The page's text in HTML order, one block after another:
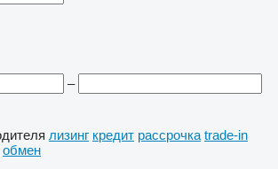
–
лизинг кредит рассрочка trade-in
обмен